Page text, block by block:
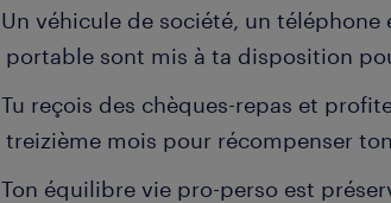
Un véhicule de société, un
portable sont mis à ta disposition
Tu reçois des chèques-repas et
treizième mois pour récompenser
Ton équilibre vie pro-perso est